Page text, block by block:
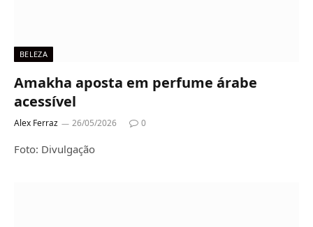
BELEZA
Amakha aposta em perfume árabe
acessível
Alex Ferraz 26/05/2026 0
Foto: Divulgação